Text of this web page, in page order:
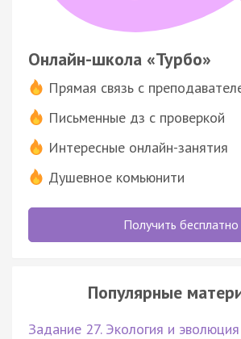
Онлайн-школа «Турбо»
Прямая связь с
Письменные дз с проверкой
Интересные онлайн-занятия
Душевное комьюнити
Получить бесплатно
Популярные
Задание 27. Экология и эволюция